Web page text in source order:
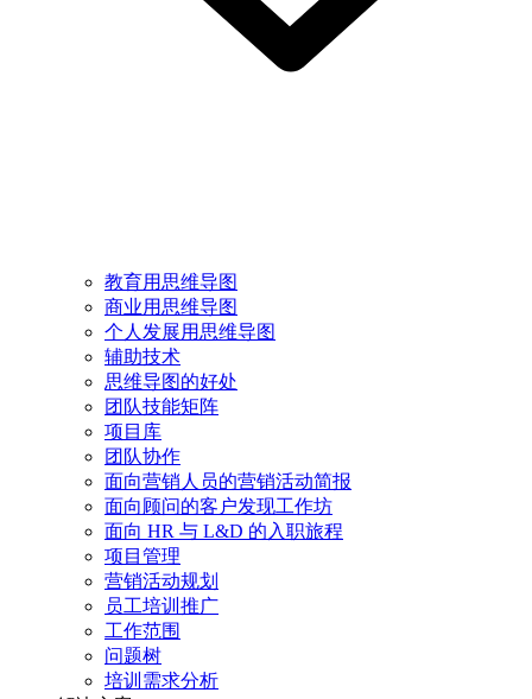
教育用思维导图
商业用思维导图
个人发展用思维导图
辅助技术
思维导图的好处
团队技能矩阵
项目库
团队协作
面向营销人员的营销活动简报
面向顾问的客户发现工作坊
面向 HR 与 L&D 的入职旅程
项目管理
营销活动规划
员工培训推广
工作范围
问题树
培训需求分析